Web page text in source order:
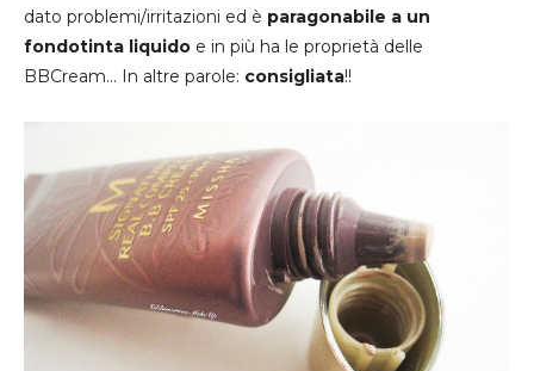
dato problemi/irritazioni ed è paragonabile a un
fondotinta liquido e in più ha le proprietà delle
BBCream... In altre parole: consigliata!!